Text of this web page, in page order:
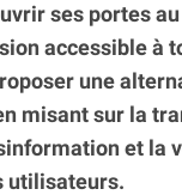
ses portes
accessible à
une
misant sur la
et la
utilisateurs.